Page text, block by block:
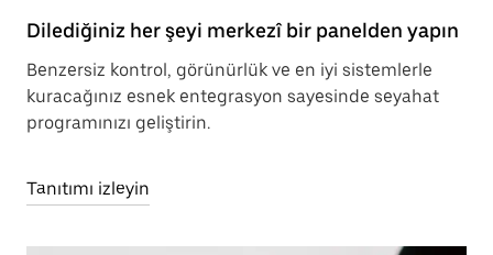
Dilediğiniz her şeyi merkezî bir panelden yapın
Benzersiz kontrol, görünürlük ve en iyi sistemlerle
kuracağınız esnek entegrasyon sayesinde seyahat
programınızı geliştirin.
Tanıtımı izleyin